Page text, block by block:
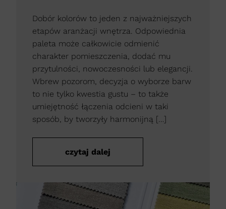
Dobór kolorów to jeden z najważniejszych
etapów aranżacji wnętrza. Odpowiednia
paleta może całkowicie odmienić
charakter pomieszczenia, dodać mu
przytulności, nowoczesności lub elegancji.
Wbrew pozorom, decyzja o wyborze barw
to nie tylko kwestia gustu – to także
umiejętność łączenia odcieni w taki
sposób, by tworzyły harmonijną […]
czytaj dalej